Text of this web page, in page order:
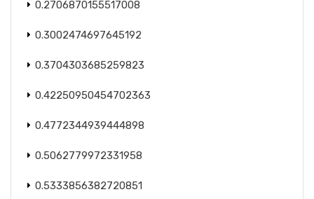
0.2706870155517008
0.3002474697645192
0.3704303685259823
0.42250950454702363
0.4772344939444898
0.5062779972331958
0.5333856382720851